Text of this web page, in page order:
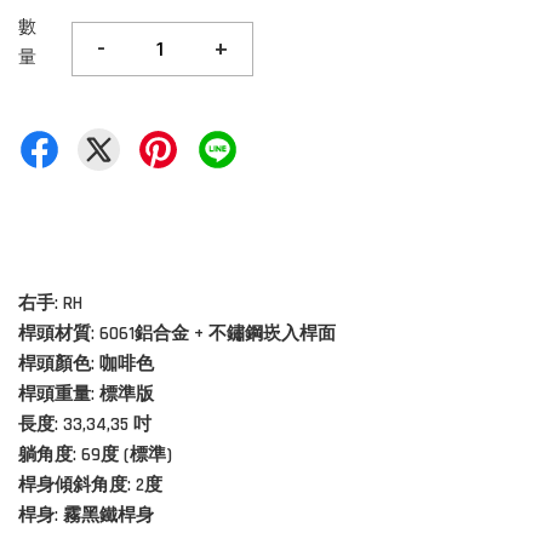
數
量
- +
右手: RH
桿頭材質: 6061鋁合金 + 不鏽鋼崁入桿面
桿頭顏色: 咖啡色
桿頭重量: 標準版
長度: 33,34,35 吋
躺角度: 69度 (標準)
桿身傾斜角度: 2度
桿身: 霧黑鐵桿身